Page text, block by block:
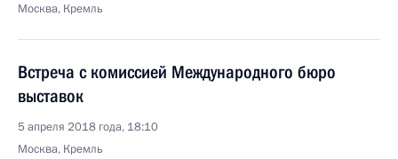
Москва, Кремль
Встреча с комиссией Международного бюро
выставок
5 апреля 2018 года, 18:10
Москва, Кремль